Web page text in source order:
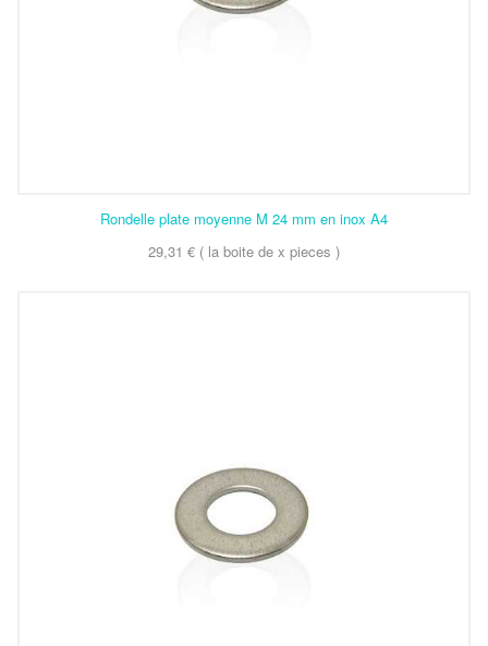
Rondelle plate moyenne M 24 mm en inox A4
29,31 € ( la boite de x pieces )